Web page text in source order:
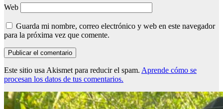
Web
Guarda mi nombre, correo electrónico y web en este navegador
para la próxima vez que comente.
Este sitio usa Akismet para reducir el spam. Aprende cómo se
procesan los datos de tus comentarios.